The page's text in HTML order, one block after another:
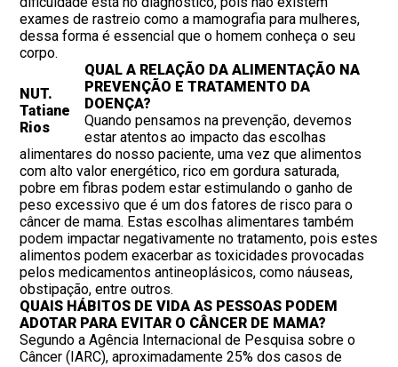
exames de rastreio como a mamografia para mulheres,
dessa forma é essencial que o homem conheça o seu
corpo.
NUT.
Tatiane
Rios
QUAL A RELAÇÃO DA ALIMENTAÇÃO NA
PREVENÇÃO E TRATAMENTO DA
DOENÇA?
Quando pensamos na prevenção, devemos
estar atentos ao impacto das escolhas
alimentares do nosso paciente, uma vez que alimentos
com alto valor energético, rico em gordura saturada,
pobre em fibras podem estar estimulando o ganho de
peso excessivo que é um dos fatores de risco para o
câncer de mama. Estas escolhas alimentares também
podem impactar negativamente no tratamento, pois estes
alimentos podem exacerbar as toxicidades provocadas
pelos medicamentos antineoplásicos, como náuseas,
obstipação, entre outros.
QUAIS HÁBITOS DE VIDA AS PESSOAS PODEM
ADOTAR PARA EVITAR O CÂNCER DE MAMA?
Segundo a Agência Internacional de Pesquisa sobre o
Câncer (IARC), aproximadamente 25% dos casos de